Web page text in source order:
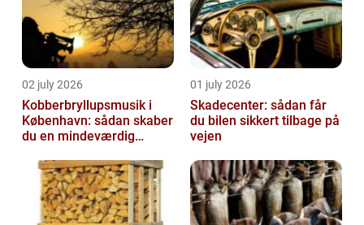
02 july 2026
Kobberbryllupsmusik i
København: sådan skaber
du en mindeværdig
01 july 2026
Skadecenter: sådan får
du bilen sikkert tilbage på
vejen